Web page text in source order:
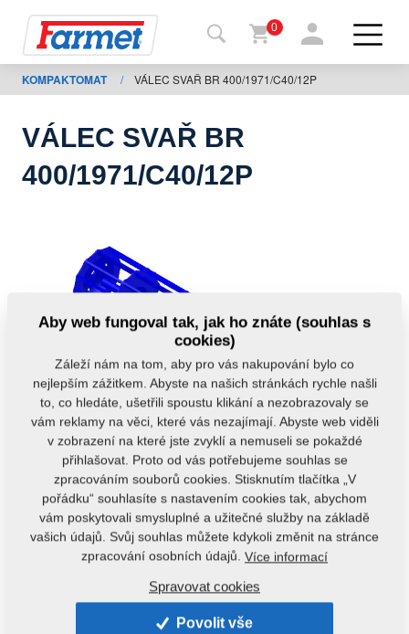
Zpět
na
shop
stažení
0
KOMPAKTOMAT / VÁLEC SVAŘ BR 400/1971/C40/12P
VÁLEC SVAŘ BR
400/1971/C40/12P
2000048
Původní katalogové číslo: 2000047
Aby web fungoval tak, jak ho znáte (souhlas s
cookies)
Záleží nám na tom, aby pro vás nakupování bylo co
nejlepším zážitkem. Abyste na našich stránkách rychle našli
to, co hledáte, ušetřili spoustu klikání a nezobrazovaly se
vám reklamy na věci, které vás nezajímají. Abyste web viděli
v zobrazení na které jste zvyklí a nemuseli se pokaždé
přihlašovat. Proto od vás potřebujeme souhlas se
zpracováním souborů cookies. Stisknutím tlačítka „V
pořádku“ souhlasíte s nastavením cookies tak, abychom
vám poskytovali smysluplné a užitečné služby na základě
vašich údajů. Svůj souhlas můžete kdykoli změnit na stránce
zpracování osobních údajů. Více informací
Spravovat cookies
Povolit vše